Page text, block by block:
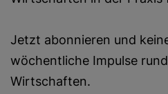
Jetzt abonnieren und
wöchentliche Impulse
Wirtschaften.